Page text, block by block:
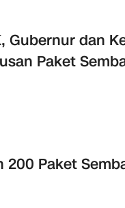
Gubernur dan
Paket
200 Paket